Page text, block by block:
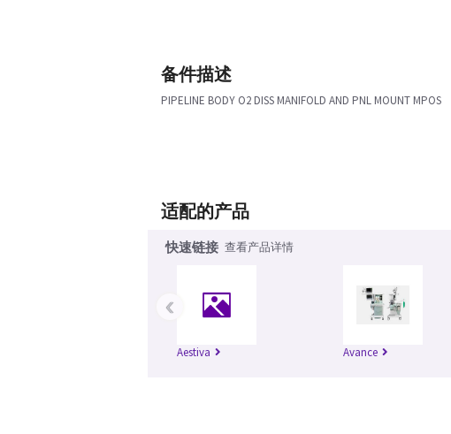
备件描述
PIPELINE BODY O2 DISS MANIFOLD AND PNL MOUNT MPOS
适配的产品
快速链接 查看产品详情
Aestiva Avance
‹